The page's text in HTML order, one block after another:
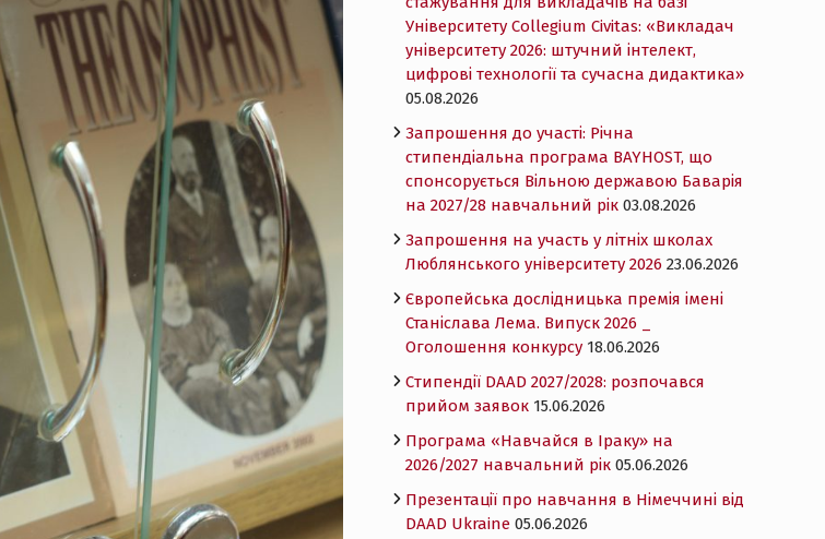
Університету Collegium Civitas: «Викладач
університету 2026: штучний інтелект,
цифрові технології та сучасна дидактика»
05.08.2026
Запрошення до участі: Річна
стипендіальна програма BAYHOST, що
спонсорується Вільною державою Баварія
на 2027/28 навчальний рік 03.08.2026
Запрошення на участь у літніх школах
Люблянського університету 2026 23.06.2026
Європейська дослідницька премія імені
Станіслава Лема. Випуск 2026 _
Оголошення конкурсу 18.06.2026
Cтипендії DAAD 2027/2028: розпочався
прийом заявок 15.06.2026
Програма «Навчайся в Іраку» на
2026/2027 навчальний рік 05.06.2026
Презентації про навчання в Німеччині від
DAAD Ukraine 05.06.2026